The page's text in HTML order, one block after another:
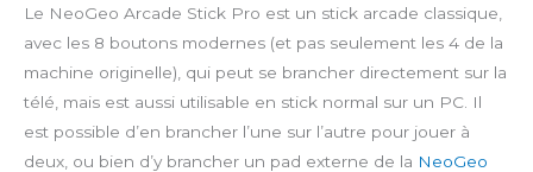
Le NeoGeo Arcade Stick Pro est un stick arcade classique,
avec les 8 boutons modernes (et pas seulement les 4 de la
machine originelle), qui peut se brancher directement sur la
télé, mais est aussi utilisable en stick normal sur un PC. Il
est possible d’en brancher l’une sur l’autre pour jouer à
deux, ou bien d’y brancher un pad externe de la NeoGeo